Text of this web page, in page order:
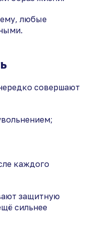
любые
совершают
каждого
защитную
сильнее